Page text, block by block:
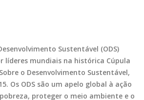
Sustentável (ODS)
líderes mundiais na histórica Cúpula
o Desenvolvimento Sustentável,
Os ODS são um apelo global à ação
proteger o meio ambiente e o